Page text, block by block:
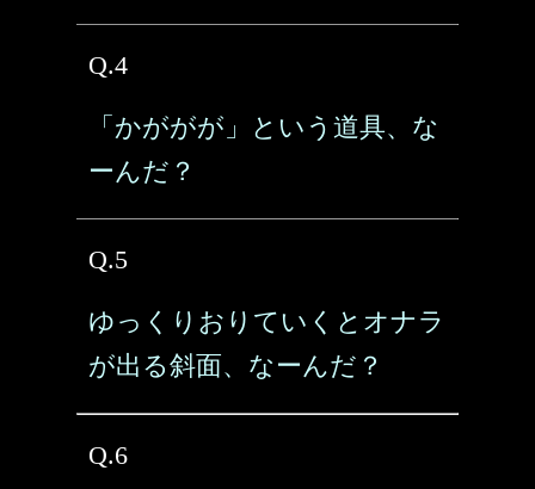
Q.4
「かががが」という道具、な
ーんだ？
Q.5
ゆっくりおりていくとオナラ
が出る斜面、なーんだ？
Q.6